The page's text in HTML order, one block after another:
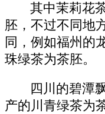
其中茉莉花
胚，不过不同地
同，例如福州的
珠绿茶为茶胚。
四川的碧潭
产的川青绿茶为